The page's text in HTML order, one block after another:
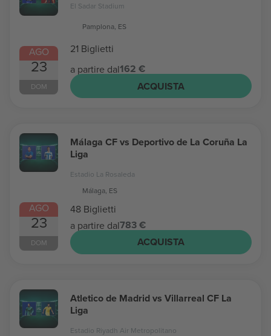
AGO
23
DOM
El Sadar Stadium
Pamplona, ES
21 Biglietti
a partire dal162 €
ACQUISTA
AGO
23
DOM
Málaga CF vs Deportivo de La Coruña La
Liga
Estadio La Rosaleda
Málaga, ES
48 Biglietti
a partire dal783 €
ACQUISTA
Atletico de Madrid vs Villarreal CF La
Liga
Estadio Riyadh Air Metropolitano